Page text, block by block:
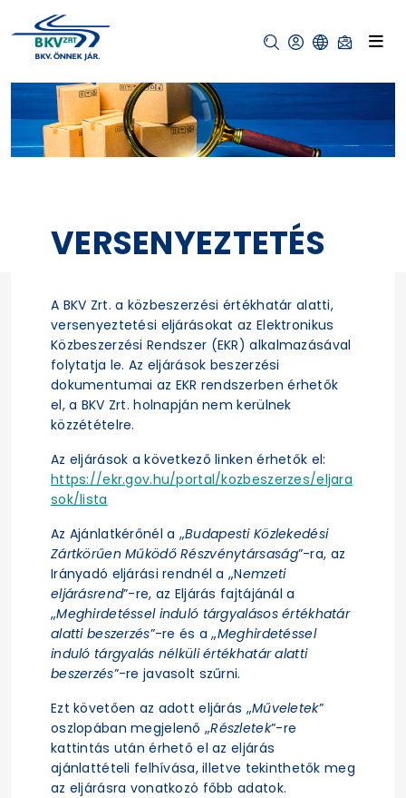
VERSENYEZTETÉS
A BKV Zrt. a közbeszerzési értékhatár alatti,
versenyeztetési eljárásokat az Elektronikus
Közbeszerzési Rendszer (EKR) alkalmazásával
folytatja le. Az eljárások beszerzési
dokumentumai az EKR rendszerben érhetők
el, a BKV Zrt. holnapján nem kerülnek
közzétételre.
Az eljárások a következő linken érhetők el:
https://ekr.gov.hu/portal/kozbeszerzes/eljara
sok/lista
Az Ajánlatkérőnél a „Budapesti Közlekedési
Zártkörűen Működő Részvénytársaság”-ra, az
Irányadó eljárási rendnél a „Nemzeti
eljárásrend”-re, az Eljárás fajtájánál a
„Meghirdetéssel induló tárgyalásos értékhatár
alatti beszerzés”-re és a „Meghirdetéssel
induló tárgyalás nélküli értékhatár alatti
beszerzés”-re javasolt szűrni.
Ezt követően az adott eljárás „Műveletek”
oszlopában megjelenő „Részletek”-re
kattintás után érhető el az eljárás
ajánlattételi felhívása, illetve tekinthetők meg
az eljárásra vonatkozó főbb adatok.